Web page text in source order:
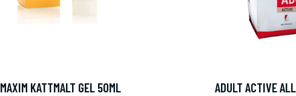
MAXIM KATTMALT GEL 50ML ADULT ACTIVE